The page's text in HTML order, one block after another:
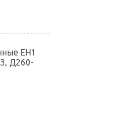
ЕН1
Д260-